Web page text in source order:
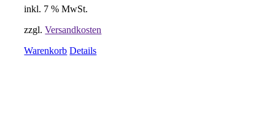
inkl. 7 % MwSt.
zzgl.Versandkosten
Warenkorb Details